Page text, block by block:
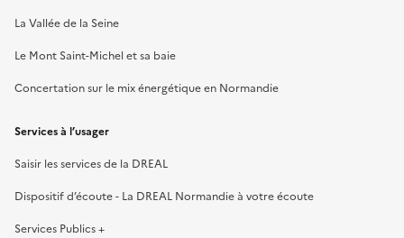
La Vallée de la Seine
Le Mont Saint-Michel et sa baie
Concertation sur le mix énergétique en Normandie
Services à l’usager
Saisir les services de la DREAL
Dispositif d’écoute - La DREAL Normandie à votre écoute
Services Publics +